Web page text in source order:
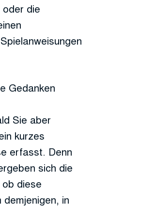
die
Gedanken
Sie aber
kurzes
erfasst. Denn
sich die
diese
in